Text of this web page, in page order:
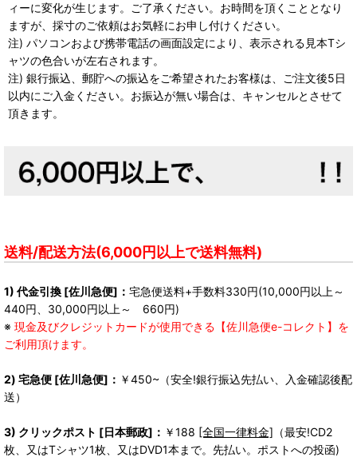
ィーに変化が生じます。ご了承ください。お時間を頂くこととなり
ますが、採寸のご依頼はお気軽にお申し付けください。
注) パソコンおよび携帯電話の画面設定により、表示される見本Tシ
ャツの色合いが左右されます。
注) 銀行振込、郵貯への振込をご希望されたお客様は、ご注文後5日
以内にご入金ください。お振込が無い場合は、キャンセルとさせて
頂きます。
送料/配送方法(6,000円以上で送料無料)
1) 代金引換 [佐川急便]： 宅急便送料+手数料330円(10,000円以上～
440円、30,000円以上～ 660円)
※ 現金及びクレジットカードが使用できる【佐川急便e-コレクト】を
ご利用頂けます。
2) 宅急便 [佐川急便]： ￥450~（安全!銀行振込先払い、入金確認後配
送）
3) クリックポスト [日本郵政]： ￥188 [全国一律料金] （最安!CD2
枚、又はTシャツ1枚、又はDVD1本まで。先払い。ポストへの投函)